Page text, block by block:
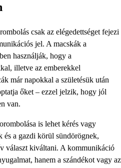
csak az elégedettséget fejezi
jel. A macskák a
használják, hogy a
illetve az emberekkel
már napokkal a születésük után
őket – ezzel jelzik, hogy jól
van.
is lehet kérés vagy
és a gazdi körül sündörögnek,
választ kiváltani. A kommunikáció
hanem a szándékot vagy az